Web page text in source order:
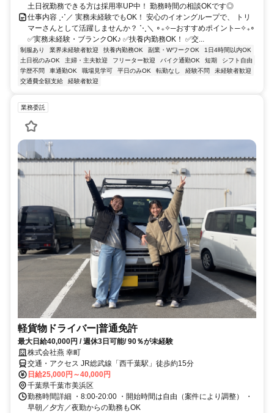
土日祝勤務できる方は採用率UP中！ 勤務時間の相談OKです◎
仕事内容 ⋰／ 実務未経験でもOK！ 安心のイオングループで、 トリ
マーさんとして活躍しませんか？ ⋱＼ ∘₊✧─おすすめポイント─✧₊∘
✅実務未経験・ブランクOK♪ ✅️扶養内勤務OK！ ✅️交...
制服あり 業界未経験者歓迎 扶養内勤務OK 副業・WワークOK
1日4時間以内OK
土日祝のみOK
主婦・主夫歓迎 フリーター歓迎 バイク通勤OK 短期
シフト自由
学歴不問
車通勤OK 職場見学可 平日のみOK 転勤なし 経験不問
未経験者歓迎
交通費全額支給
経験者歓迎
業務委託
軽貨物ドライバー|普通免許
最大日給40,000円 / 週休3日可能/ 90％が未経験
株式会社燕 幸町
交通・アクセス JR総武線「西千葉駅」徒歩約15分
日給25,000円～40,000円
千葉県千葉市美浜区
勤務時間詳細 ・8:00-20:00 ・開始時間は自由（案件により調整） ・
早朝／夕方／夜勤からの勤務もOK